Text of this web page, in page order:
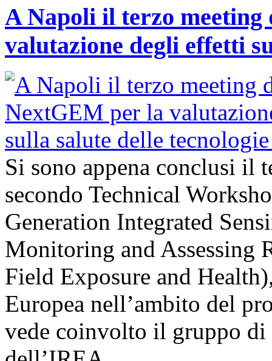
A Napoli il terzo
valutazione degli effetti
Si sono appena conclusi il
secondo Technical
Generation Integrated
Monitoring and Assessing
Field Exposure and
Europea nell’ambito del
vede coinvolto il gruppo